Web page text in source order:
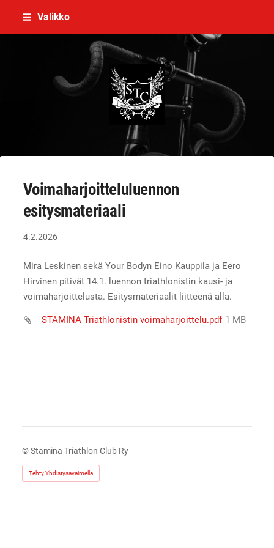
Siirry
Valikko
Stamina Triathlon Club Ry
Voimaharjoitteluluennon
esitysmateriaali
4.2.2026
Mira Leskinen sekä Your Bodyn Eino Kauppila ja Eero
Hirvinen pitivät 14.1. luennon triathlonistin kausi- ja
voimaharjoittelusta. Esitysmateriaalit liitteenä alla.
STAMINA Triathlonistin voimaharjoittelu.pdf 1 MB
©Stamina Triathlon Club Ry
Tehty Yhdistysavaimella